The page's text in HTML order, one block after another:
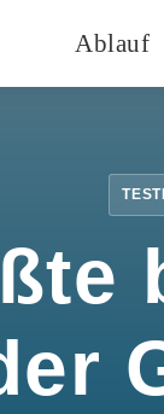
Ablauf